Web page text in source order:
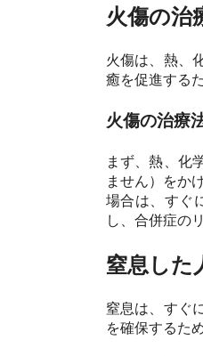
火傷の治
火傷は、熱、
癒を促進する
火傷の治療
まず、熱、化
ません）をか
場合は、すぐ
し、合併症の
窒息した
窒息は、すぐ
を確保するた